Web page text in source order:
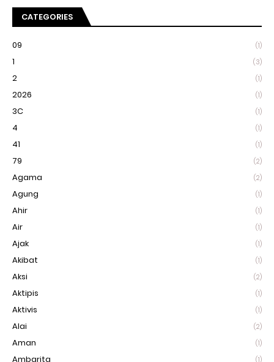
CATEGORIES
09 (1)
1 (3)
2 (1)
2026 (1)
3C (1)
4 (1)
41 (1)
79 (2)
Agama (2)
Agung (1)
Ahir (1)
Air (1)
Ajak (1)
Akibat (1)
Aksi (2)
Aktipis (1)
Aktivis (1)
Alai (2)
Aman (1)
Ambarita (1)